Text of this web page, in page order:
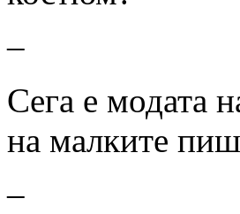
–
Сега е модата
на малките
–